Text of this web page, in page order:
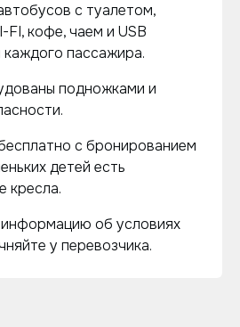
с туалетом,
FI, кофе, чаем и USB
пассажира.
подножками и
с бронированием
детей есть
кресла.
об условиях
у перевозчика.